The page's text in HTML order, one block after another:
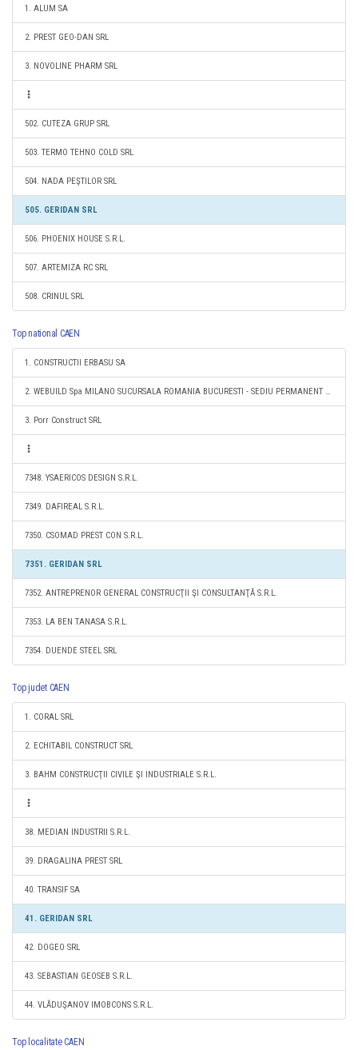
1. ALUM SA
2. PREST GEO-DAN SRL
3. NOVOLINE PHARM SRL
502. CUTEZA GRUP SRL
503. TERMO TEHNO COLD SRL
504. NADA PEŞTILOR SRL
505. GERIDAN SRL
506. PHOENIX HOUSE S.R.L.
507. ARTEMIZA RC SRL
508. CRINUL SRL
Top national CAEN
1. CONSTRUCTII ERBASU SA
2. WEBUILD Spa MILANO SUCURSALA ROMANIA BUCURESTI - SEDIU PERMANENT DESEMNAT
3. Porr Construct SRL
7348. YSAERICOS DESIGN S.R.L.
7349. DAFIREAL S.R.L.
7350. CSOMAD PREST CON S.R.L.
7351. GERIDAN SRL
7352. ANTREPRENOR GENERAL CONSTRUCŢII ŞI CONSULTANŢĂ S.R.L.
7353. LA BEN TANASA S.R.L.
7354. DUENDE STEEL SRL
Top judet CAEN
1. CORAL SRL
2. ECHITABIL CONSTRUCT SRL
3. BAHM CONSTRUCŢII CIVILE ŞI INDUSTRIALE S.R.L.
38. MEDIAN INDUSTRII S.R.L.
39. DRAGALINA PREST SRL
40. TRANSIF SA
41. GERIDAN SRL
42. DOGEO SRL
43. SEBASTIAN GEOSEB S.R.L.
44. VLĂDUŞANOV IMOBCONS S.R.L.
Top localitate CAEN